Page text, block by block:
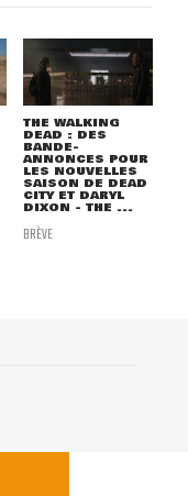
THE WALKING
DEAD : DES
BANDE-
ANNONCES POUR
LES NOUVELLES
SAISON DE DEAD
CITY ET DARYL
DIXON - THE ...
BRÈVE